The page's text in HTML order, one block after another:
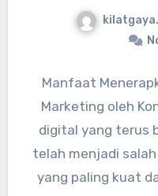
Manfaat
Marketing oleh
digital yang terus
telah menjadi
yang paling kuat